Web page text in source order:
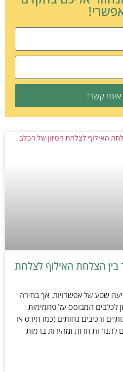
איתי קשר!
הצלחת האילוף לצלחת
שפע של אפשרויות, אך בחירה
לכלבים המבוסס על פחמימות
ורכיבים נחותים (כמו תירס או
לתנודות חדות ומהירות ברמות